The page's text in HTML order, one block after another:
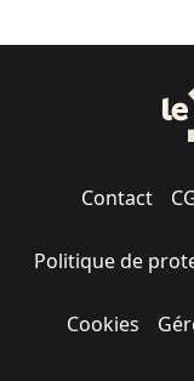
Contact
Politique de
Cookies